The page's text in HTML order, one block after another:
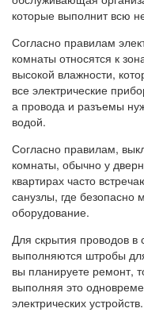
которые выполнит всю
Согласно правилам
комнаты относятся к
высокой влажности,
все электрические
а провода и разъемы
водой.
Согласно правилам,
комнаты, обычно у
квартирах часто
санузлы, где безопасно
оборудование.
Для скрытия проводов
выполняются штробы
вы планируете ремонт,
выполняя это
электрических устройств.